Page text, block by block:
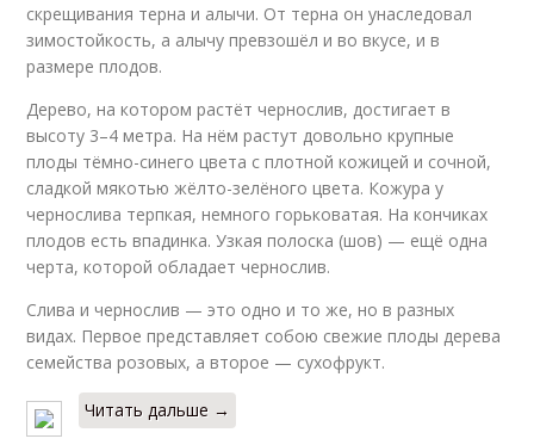
скрещивания терна и алычи. От терна он унаследовал
зимостойкость, а алычу превзошёл и во вкусе, и в
размере плодов.
Дерево, на котором растёт чернослив, достигает в
высоту 3–4 метра. На нём растут довольно крупные
плоды тёмно-синего цвета с плотной кожицей и сочной,
сладкой мякотью жёлто-зелёного цвета. Кожура у
чернослива терпкая, немного горьковатая. На кончиках
плодов есть впадинка. Узкая полоска (шов) — ещё одна
черта, которой обладает чернослив.
Слива и чернослив — это одно и то же, но в разных
видах. Первое представляет собою свежие плоды дерева
семейства розовых, а второе — сухофрукт.
Читать дальше →